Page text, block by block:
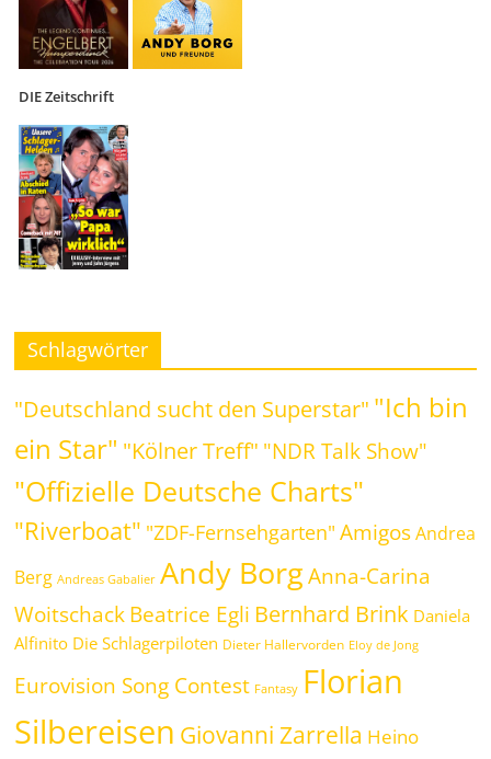
DIE Zeitschrift
Schlagwörter
"Deutschland sucht den Superstar" "Ich bin
ein Star" "Kölner Treff" "NDR Talk Show"
"Offizielle Deutsche Charts"
"Riverboat" "ZDF-Fernsehgarten" Amigos Andrea
Berg Andreas Gabalier Andy Borg Anna-Carina
WoitschackBeatrice Egli Bernhard Brink Daniela
Alfinito Die Schlagerpiloten Dieter Hallervorden Eloy de Jong
Eurovision Song Contest Fantasy Florian
Silbereisen Giovanni Zarrella Heino